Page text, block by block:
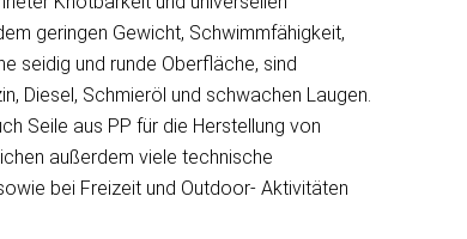
geringen Gewicht, Schwimmfähigkeit,
seidig und runde Oberfläche, sind
Diesel, Schmieröl und schwachen Laugen.
Seile aus PP für die Herstellung von
außerdem viele technische
bei Freizeit und Outdoor- Aktivitäten